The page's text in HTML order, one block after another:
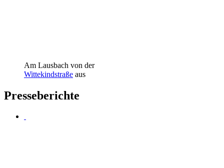
Am Lausbach von der
Wittekindstraße aus
Presseberichte